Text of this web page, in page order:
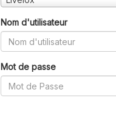
Nom d'utilisateur
Mot de passe